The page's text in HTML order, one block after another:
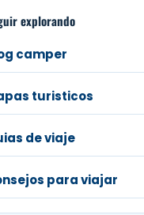
explorando
camper
turisticos
de viaje
para viajar